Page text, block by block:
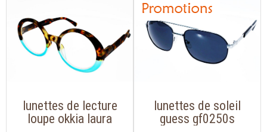
lunettes de lecture
loupe okkia laura
lunettes de soleil
guess gf0250s